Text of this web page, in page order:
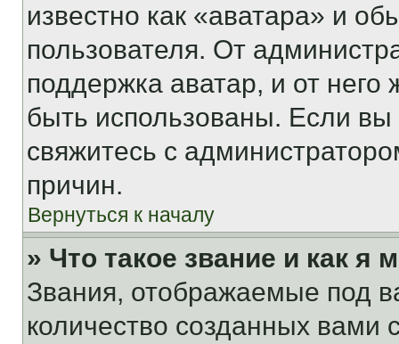
известно как «аватара» и
пользователя. От
поддержка аватар, и от него
быть использованы. Если
свяжитесь с
причин.
Вернуться к началу
» Что такое звание и как я
Звания, отображаемые под
количество созданных